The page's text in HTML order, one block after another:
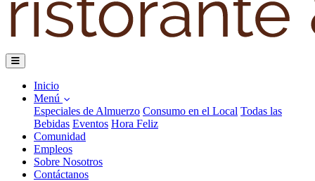
Inicio
Menú
Especiales de Almuerzo Consumo en el Local Todas las
Bebidas Eventos Hora Feliz
Comunidad
Empleos
Sobre Nosotros
Contáctanos